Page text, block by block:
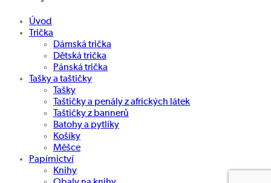
Úvod
Trička
Dámská trička
Dětská trička
Pánská trička
Tašky a taštičky
Tašky
Taštičky a penály z afrických látek
Taštičky z bannerů
Batohy a pytlíky
Košíky
Měšce
Papírnictví
Knihy